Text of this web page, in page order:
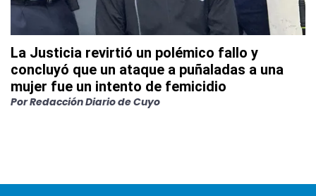
La Justicia revirtió un polémico fallo y
concluyó que un ataque a puñaladas a una
mujer fue un intento de femicidio
PorRedacción Diario de Cuyo